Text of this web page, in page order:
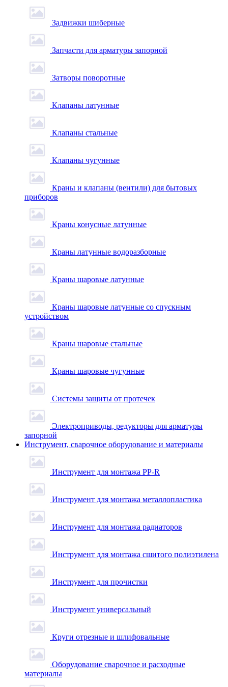
Задвижки шиберные
Запчасти для арматуры запорной
Затворы поворотные
Клапаны латунные
Клапаны стальные
Клапаны чугунные
Краны и клапаны (вентили) для бытовых
приборов
Краны конусные латунные
Краны латунные водоразборные
Краны шаровые латунные
Краны шаровые латунные со спускным
устройством
Краны шаровые стальные
Краны шаровые чугунные
Системы защиты от протечек
Электроприводы, редукторы для арматуры
запорной
Инструмент, сварочное оборудование и материалы
Инструмент для монтажа PP-R
Инструмент для монтажа металлопластика
Инструмент для монтажа радиаторов
Инструмент для монтажа сшитого полиэтилена
Инструмент для прочистки
Инструмент универсальный
Круги отрезные и шлифовальные
Оборудование сварочное и расходные
материалы